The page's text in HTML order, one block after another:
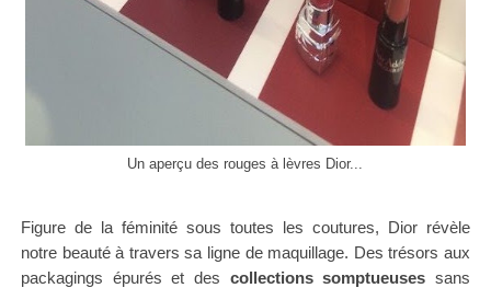
Un aperçu des rouges à lèvres Dior...
Figure de la féminité sous toutes les coutures, Dior révèle
notre beauté à travers sa ligne de maquillage. Des trésorsaux
packagings épurés et des collections somptueuses sans